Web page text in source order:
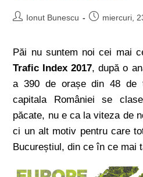
Ionut Bunescu miercuri,
Păi nu suntem noi cei mai
Trafic Index 2017, după o
a 390 de orașe din 48 de
capitala României se
păcate, nu e ca la viteza de
ci un alt motiv pentru care
Bucureștiul, din ce în ce mai